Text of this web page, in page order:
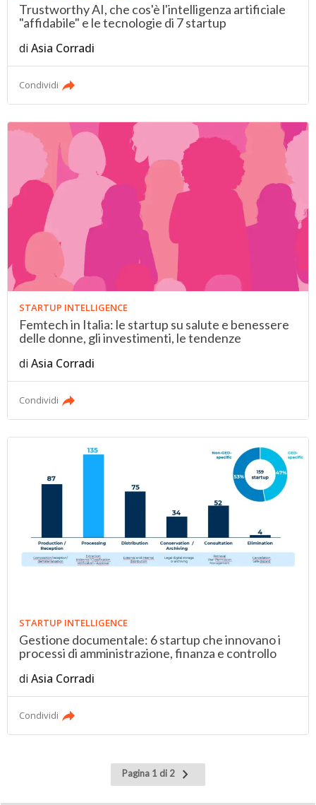
Trustworthy AI, che cos'è l'intelligenza artificiale
"affidabile" e le tecnologie di 7 startup
diAsia Corradi
Condividi
STARTUP INTELLIGENCE
Femtech in Italia: le startup su salute e benessere
delle donne, gli investimenti, le tendenze
diAsia Corradi
Condividi
STARTUP INTELLIGENCE
Gestione documentale: 6 startup che innovano i
processi di amministrazione, finanza e controllo
diAsia Corradi
Condividi
Pagina 1 di 2
Pagina
successiva